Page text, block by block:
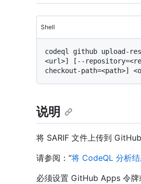
Shell
codeql github
<url>] [--
说明
将 SARIF 文件上传到 GitHub
请参阅：“将 CodeQL 分析
必须设置 GitHub Apps 令牌